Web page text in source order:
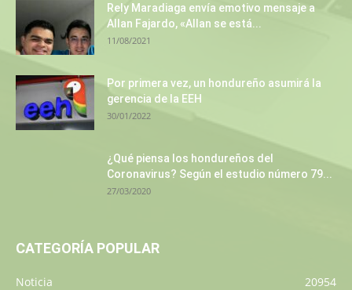
Rely Maradiaga envía emotivo mensaje a
Allan Fajardo, «Allan se está...
11/08/2021
Por primera vez, un hondureño asumirá la
gerencia de la EEH
30/01/2022
¿Qué piensa los hondureños del
Coronavirus? Según el estudio número 79...
27/03/2020
CATEGORÍA POPULAR
Noticia
20954